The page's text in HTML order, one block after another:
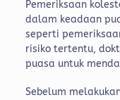
Pemeriksaan
dalam keadaan
seperti
risiko tertentu,
puasa untuk
Sebelum